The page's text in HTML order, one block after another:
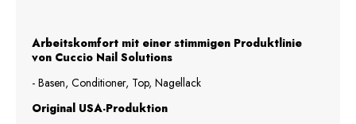
Arbeitskomfort mit einer stimmigen Produktlinie
von Cuccio Nail Solutions
- Basen, Conditioner, Top, Nagellack
Original USA-Produktion